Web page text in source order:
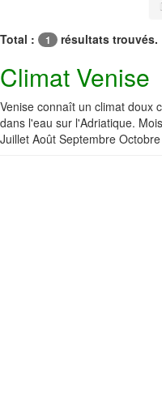
Total : 1 résultats trouvés.
Climat Venise
Venise connaît un climat doux
dans l'eau sur l'Adriatique.
Juillet Août Septembre